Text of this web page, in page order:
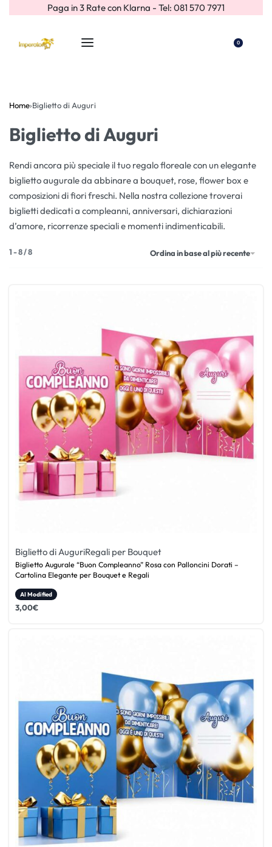
Paga in 3 Rate con Klarna - Tel: 081 570 7971
0
Home›Biglietto di Auguri
Biglietto di Auguri
Rendi ancora più speciale il tuo regalo floreale con un elegante
biglietto augurale da abbinare a bouquet, rose, flower box e
composizioni di fiori freschi. Nella nostra collezione troverai
biglietti dedicati a compleanni, anniversari, dichiarazioni
d’amore, ricorrenze speciali e momenti indimenticabili.
1-8/8 Ordina in base al più recente
Biglietto di AuguriRegali per Bouquet
Biglietto Augurale “Buon Compleanno” Rosa con Palloncini Dorati –
Cartolina Elegante per Bouquet e Regali
AI Modified
3,00€